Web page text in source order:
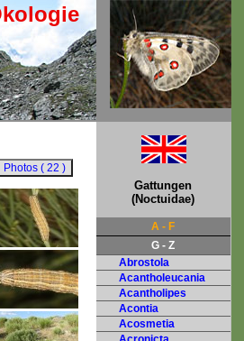
Gattungen
(Noctuidae)
A - F
G - Z
Abrostola
Acantholeucania
Acantholipes
Acontia
Acosmetia